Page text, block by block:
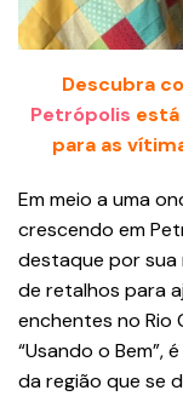
Descubra
Petrópolis
para as
Em meio a uma
crescendo em
destaque por sua
de retalhos para
enchentes no Rio
“Usando o Bem”,
da região que se